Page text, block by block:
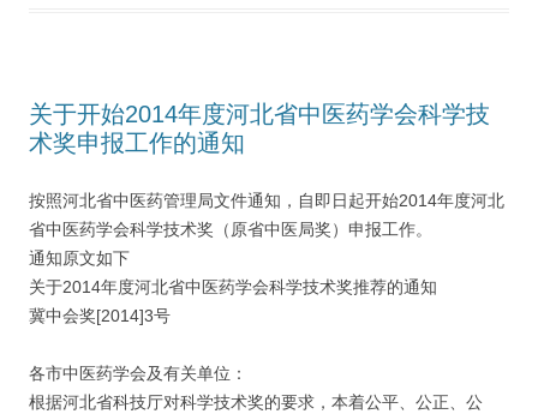
关于开始2014年度河北省中医药学会科学技
术奖申报工作的通知
按照河北省中医药管理局文件通知，自即日起开始2014年度河北
省中医药学会科学技术奖（原省中医局奖）申报工作。
通知原文如下
关于2014年度河北省中医药学会科学技术奖推荐的通知
冀中会奖[2014]3号
各市中医药学会及有关单位：
根据河北省科技厅对科学技术奖的要求，本着公平、公正、公